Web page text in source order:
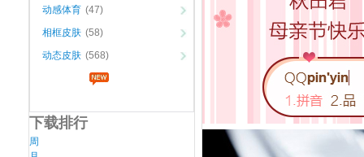
动感体育 (47)
相框皮肤 (58)
动态皮肤 (568)
下载排行
周